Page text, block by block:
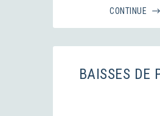
CONTINUE
BAISSES DE